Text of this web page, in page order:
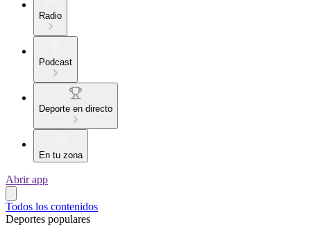
Radio
Podcast
Deporte en directo
En tu zona
Abrir app
Todos los contenidos
Deportes populares